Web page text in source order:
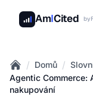
AmICited by
Home
/ Domů /
Agentic Commerce:
nakupování